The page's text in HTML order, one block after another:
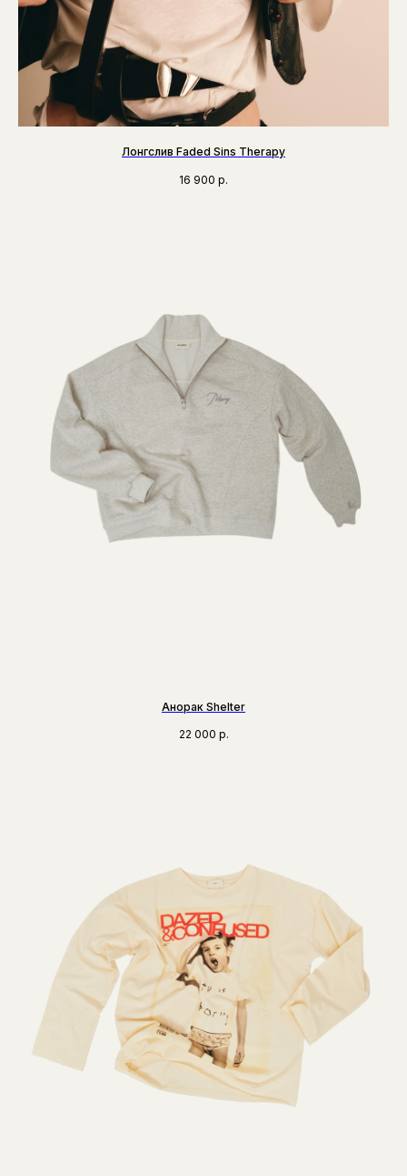
Лонгслив Faded Sins Therapy
16 900 р.
Анорак Shelter
22 000 р.